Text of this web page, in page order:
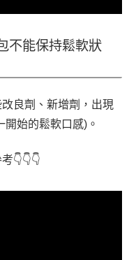
不能保持鬆軟狀
良劑、新增劑，出現
始的鬆軟口感)。
👇👇👇